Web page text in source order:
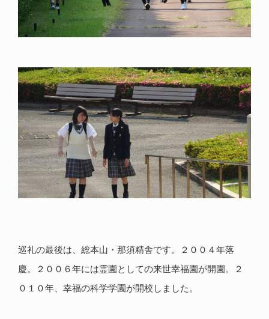
巡礼の最後は、総本山・那須精舎です。２００４年落
慶。２００６年には霊園としての来世幸福園が開園。２
０１０年、幸福の科学学園が開校しました。